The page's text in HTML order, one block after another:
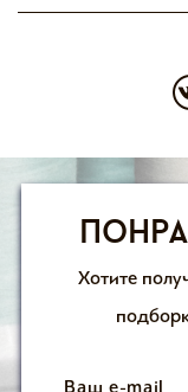
Хотите